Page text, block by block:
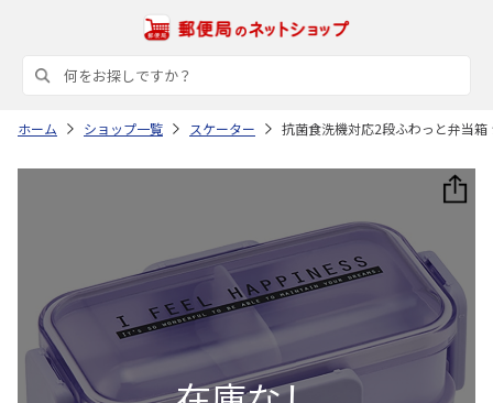
ホーム ショップ一覧 スケーター 抗菌食洗機対応2段ふわっと弁当箱